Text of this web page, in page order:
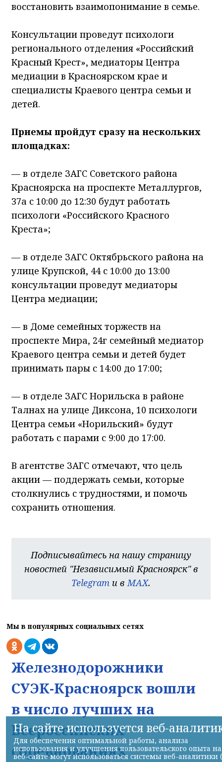
восстановить взаимопонимание в семье.
Консультации проведут психологи
регионального отделения «Российский
Красный Крест», медиаторы Центра
медиации в Красноярском крае и
специалисты Краевого центра семьи и
детей.
Приемы пройдут сразу на нескольких
площадках:
— в отделе ЗАГС Советского района
Красноярска на проспекте Металлургов,
37а с 10:00 до 12:30 будут работать
психологи «Российского Красного
Креста»;
— в отделе ЗАГС Октябрьского района на
улице Крупской, 44 с 10:00 до 13:00
консультации проведут медиаторы
Центра медиации;
— в Доме семейных торжеств на
проспекте Мира, 24г семейный медиатор
Краевого центра семьи и детей будет
принимать пары с 14:00 до 17:00;
— в отделе ЗАГС Норильска в районе
Талнах на улице Диксона, 10 психологи
Центра семьи «Норильский» будут
работать с парами с 9:00 до 17:00.
В агентстве ЗАГС отмечают, что цель
акции — поддержать семьи, которые
столкнулись с трудностями, и помочь
сохранить отношения.
Подписывайтесь на нашу страницу
новостей "Независимый Красноярск" в
Telegram и вMAX.
Мы в популярных социальных сетях
Железнодорожники
СУЭК-Красноярск вошли
в число лучших на
Всероссийских
соревнованиях
На сайте используется веб-
Для обеспечения оптимальной работы, анализа
использования и улучшения пользовательского опыта на
веб-сайте могут использоваться системы веб-аналитики